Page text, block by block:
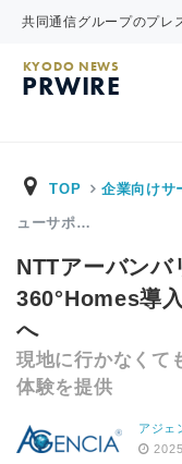
共同通信グループのプレ
KYODO NEWS
PRWIRE
TOP 企業向けサ
ューサポ…
NTTアーバンバ
360°Homes導
へ
現地に行かなくて
体験を提供
アジェ